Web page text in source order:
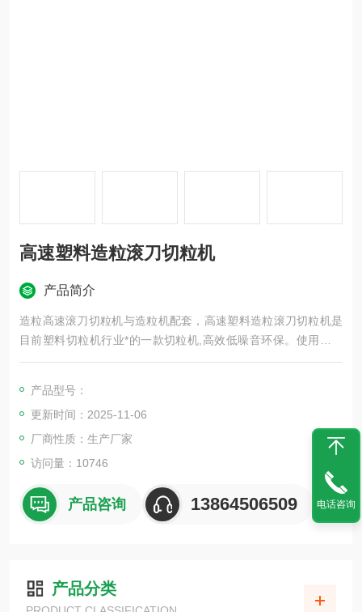
高速塑料造粒滚刀切粒机
产品简介
造粒高速滚刀切粒机与造粒机配套，高速塑料造粒滚刀切粒机是
目前塑料切粒机行业*的一款切粒机,高效低噪音环保。使用寿命
长，故障率低.
产品型号：
更新时间：2025-11-06
厂商性质：生产厂家
访问量：10746
产品咨询 13864506509
产品分类
电话咨询